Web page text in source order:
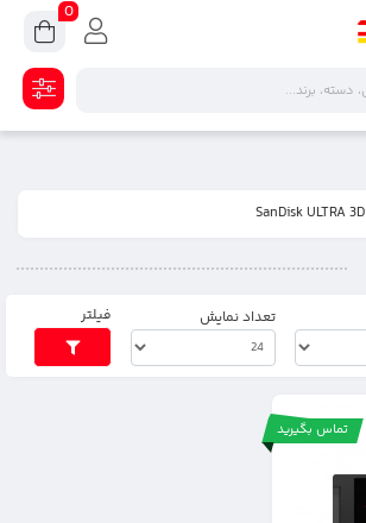
SanDisk ULTRA 3D
تعداد نمایش فیلتر
تماس بگیرید
0